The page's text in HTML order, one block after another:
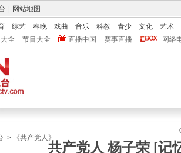
网站地图
综艺 春晚 戏曲 音乐 科教 青少 文化
艺术
全 节目大全 直播中国 赛事直播 网络
> 《共产党人》
共产党人 杨子荣 [记